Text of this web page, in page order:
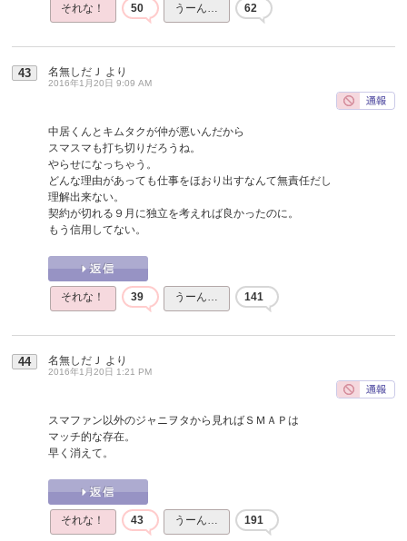
それな！ 50 うーん… 62
43 名無しだＪ より
2016年1月20日 9:09 AM
中居くんとキムタクが仲が悪いんだから
スマスマも打ち切りだろうね。
やらせになっちゃう。
どんな理由があっても仕事をほおり出すなんて無責任だし
理解出来ない。
契約が切れる９月に独立を考えれば良かったのに。
もう信用してない。
それな！ 39 うーん… 141
44 名無しだＪ より
2016年1月20日 1:21 PM
スマファン以外のジャニヲタから見ればＳＭＡＰは
マッチ的な存在。
早く消えて。
それな！ 43 うーん… 191